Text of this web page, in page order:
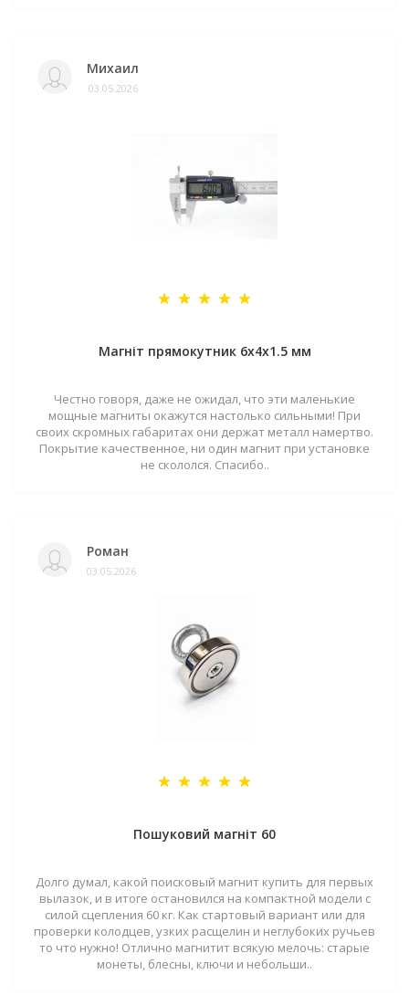
Михаил
03.05.2026
Магніт прямокутник 6х4х1.5 мм
Честно говоря, даже не ожидал, что эти маленькие
мощные магниты окажутся настолько сильными! При
своих скромных габаритах они держат металл намертво.
Покрытие качественное, ни один магнит при установке
не скололся. Спасибо..
Роман
03.05.2026
Пошуковий магніт 60
Долго думал, какой поисковый магнит купить для первых
вылазок, и в итоге остановился на компактной модели с
силой сцепления 60 кг. Как стартовый вариант или для
проверки колодцев, узких расщелин и неглубоких ручьев
то что нужно! Отлично магнитит всякую мелочь: старые
монеты, блесны, ключи и небольши..